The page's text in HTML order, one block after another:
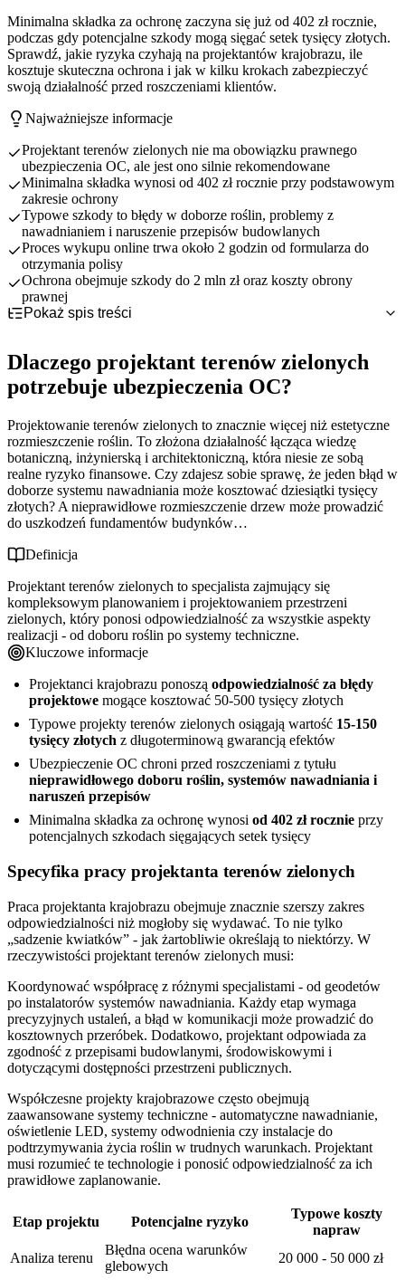
Minimalna składka za ochronę zaczyna się już od 402 zł rocznie,
podczas gdy potencjalne szkody mogą sięgać setek tysięcy złotych.
Sprawdź, jakie ryzyka czyhają na projektantów krajobrazu, ile
kosztuje skuteczna ochrona i jak w kilku krokach zabezpieczyć
swoją działalność przed roszczeniami klientów.
Najważniejsze informacje
Projektant terenów zielonych nie ma obowiązku prawnego
ubezpieczenia OC, ale jest ono silnie rekomendowane
Minimalna składka wynosi od 402 zł rocznie przy podstawowym
zakresie ochrony
Typowe szkody to błędy w doborze roślin, problemy z
nawadnianiem i naruszenie przepisów budowlanych
Proces wykupu online trwa około 2 godzin od formularza do
otrzymania polisy
Ochrona obejmuje szkody do 2 mln zł oraz koszty obrony
prawnej
Pokaż spis treści
Specyfika pracy projektanta terenów zielonych
Główne kategorie ryzyka zawodowego
Konsekwencje finansowe błędów projektowych
OC obowiązkowe czy dobrowolne dla projektanta terenów
zielonych?
Status prawny projektantów terenów zielonych
Co obejmuje ubezpieczenie OC projektanta terenów
Podstawowy zakres odpowiedzialności cywilnej
Rozszerzenia standardowe w pakiecie
Płatne rozszerzenia specjalistyczne
Najczęstsze ryzyka zawodowe projektanta terenów zielonych -
przykłady szkód
Błędy w doborze i rozmieszczeniu roślin
Problemy z systemami nawadniania i odwodnienia
Naruszenie przepisów i norm technicznych
Ile kosztuje OC dla projektanta terenów zielonych?
Czynniki wpływające na wysokość składki
Orientacyjne przedziały cenowe
Porównanie koszt ubezpieczenia vs potencjalna szkoda
Jak i gdzie wykupić ubezpieczenie OC projektanta terenów
zielonych?
Korzyści zakupu online vs tradycyjne kanały
Proces zakupu krok po kroku
Wymagane dokumenty i informacje
Praktyczne wskazówki dla projektanta terenów zielonych
Jak minimalizować ryzyko w codziennej pracy
Dokumentacja projektów i komunikacja z klientem
Postępowanie w przypadku roszczenia
Dlaczego projektant terenów zielonych
potrzebuje ubezpieczenia OC?
Projektowanie terenów zielonych to znacznie więcej niż estetyczne
rozmieszczenie roślin. To złożona działalność łącząca wiedzę
botaniczną, inżynierską i architektoniczną, która niesie ze sobą
realne ryzyko finansowe. Czy zdajesz sobie sprawę, że jeden błąd w
doborze systemu nawadniania może kosztować dziesiątki tysięcy
złotych? A nieprawidłowe rozmieszczenie drzew może prowadzić
do uszkodzeń fundamentów budynków…
Definicja
Projektant terenów zielonych to specjalista zajmujący się
kompleksowym planowaniem i projektowaniem przestrzeni
zielonych, który ponosi odpowiedzialność za wszystkie aspekty
realizacji - od doboru roślin po systemy techniczne.
Kluczowe informacje
Projektanci krajobrazu ponoszą odpowiedzialność za błędy
projektowe mogące kosztować 50-500 tysięcy złotych
Typowe projekty terenów zielonych osiągają wartość 15-150
tysięcy złotych z długoterminową gwarancją efektów
Ubezpieczenie OC chroni przed roszczeniami z tytułu
nieprawidłowego doboru roślin, systemów nawadniania i
naruszeń przepisów
Minimalna składka za ochronę wynosi od 402 zł rocznie przy
potencjalnych szkodach sięgających setek tysięcy
Specyfika pracy projektanta terenów zielonych
Praca projektanta krajobrazu obejmuje znacznie szerszy zakres
odpowiedzialności niż mogłoby się wydawać. To nie tylko
„sadzenie kwiatków” - jak żartobliwie określają to niektórzy. W
rzeczywistości projektant terenów zielonych musi:
Koordynować współpracę z różnymi specjalistami - od geodetów
po instalatorów systemów nawadniania. Każdy etap wymaga
precyzyjnych ustaleń, a błąd w komunikacji może prowadzić do
kosztownych przeróbek. Dodatkowo, projektant odpowiada za
zgodność z przepisami budowlanymi, środowiskowymi i
dotyczącymi dostępności przestrzeni publicznych.
Współczesne projekty krajobrazowe często obejmują
zaawansowane systemy techniczne - automatyczne nawadnianie,
oświetlenie LED, systemy odwodnienia czy instalacje do
podtrzymywania życia roślin w trudnych warunkach. Projektant
musi rozumieć te technologie i ponosić odpowiedzialność za ich
prawidłowe zaplanowanie.
Etap projektu Potencjalne ryzyko
Typowe koszty
napraw
Analiza terenu
Błędna ocena warunków
glebowych
20 000 - 50 000 zł